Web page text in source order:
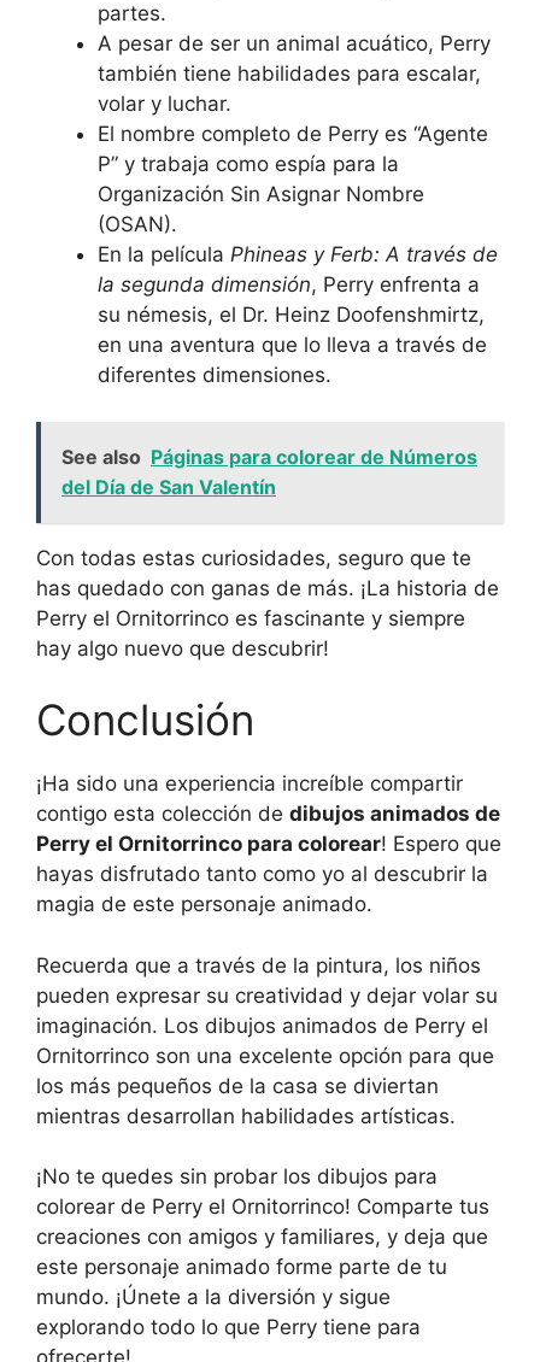
partes.
A pesar de ser un animal acuático, Perry
también tiene habilidades para escalar,
volar y luchar.
El nombre completo de Perry es “Agente
P” y trabaja como espía para la
Organización Sin Asignar Nombre
(OSAN).
En la película Phineas y Ferb: A través de
la segunda dimensión, Perry enfrenta a
su némesis, el Dr. Heinz Doofenshmirtz,
en una aventura que lo lleva a través de
diferentes dimensiones.
See also Páginas para colorear de Números
del Día de San Valentín
Con todas estas curiosidades, seguro que te
has quedado con ganas de más. ¡La historia de
Perry el Ornitorrinco es fascinante y siempre
hay algo nuevo que descubrir!
Conclusión
¡Ha sido una experiencia increíble compartir
contigo esta colección de dibujos animados de
Perry el Ornitorrinco para colorear! Espero que
hayas disfrutado tanto como yo al descubrir la
magia de este personaje animado.
Recuerda que a través de la pintura, los niños
pueden expresar su creatividad y dejar volar su
imaginación. Los dibujos animados de Perry el
Ornitorrinco son una excelente opción para que
los más pequeños de la casa se diviertan
mientras desarrollan habilidades artísticas.
¡No te quedes sin probar los dibujos para
colorear de Perry el Ornitorrinco! Comparte tus
creaciones con amigos y familiares, y deja que
este personaje animado forme parte de tu
mundo. ¡Únete a la diversión y sigue
explorando todo lo que Perry tiene para